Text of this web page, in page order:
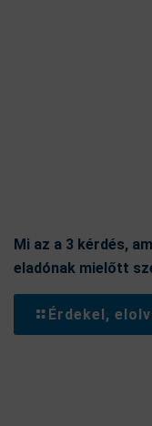
Mi az a 3 kérdés,
eladónak mielőtt
Érdekel,